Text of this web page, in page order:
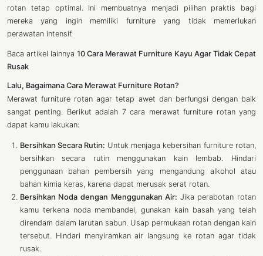
rotan tetap optimal. Ini membuatnya menjadi pilihan praktis bagi
mereka yang ingin memiliki furniture yang tidak memerlukan
perawatan intensif.
Baca artikel lainnya 10 Cara Merawat Furniture Kayu Agar Tidak Cepat
Rusak
Lalu, Bagaimana Cara Merawat Furniture Rotan?
Merawat furniture rotan agar tetap awet dan berfungsi dengan baik
sangat penting. Berikut adalah 7 cara merawat furniture rotan yang
dapat kamu lakukan:
Bersihkan Secara Rutin: Untuk menjaga kebersihan furniture rotan,
bersihkan secara rutin menggunakan kain lembab. Hindari
penggunaan bahan pembersih yang mengandung alkohol atau
bahan kimia keras, karena dapat merusak serat rotan.
Bersihkan Noda dengan Menggunakan Air: Jika perabotan rotan
kamu terkena noda membandel, gunakan kain basah yang telah
direndam dalam larutan sabun. Usap permukaan rotan dengan kain
tersebut. Hindari menyiramkan air langsung ke rotan agar tidak
rusak.